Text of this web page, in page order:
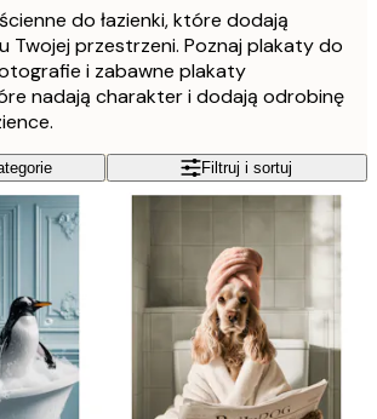
do łazienki, które dodają
Twojej przestrzeni. Poznaj plakaty do
i zabawne plakaty
nadają charakter i dodają odrobinę
Filtruj i sortuj